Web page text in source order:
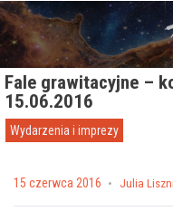
Przejdź do
Fale grawitacyjne –
15.06.2016
Wydarzenia i imprezy
Posted on
15 czerwca 2016 by Julia